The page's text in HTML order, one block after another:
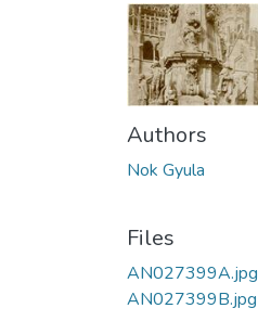
Authors
Nok Gyula
Files
AN027399A.jpg
AN027399B.jpg